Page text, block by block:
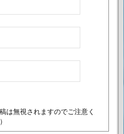
は無視されますのでご注意く